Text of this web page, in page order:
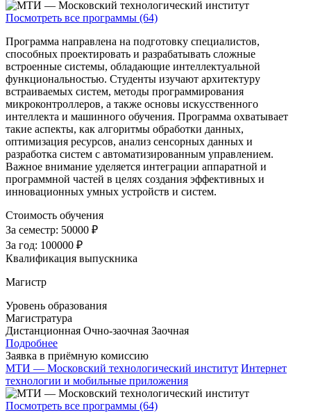
Посмотреть все программы (64)
Программа направлена на подготовку специалистов,
способных проектировать и разрабатывать сложные
встроенные системы, обладающие интеллектуальной
функциональностью. Студенты изучают архитектуру
встраиваемых систем, методы программирования
микроконтроллеров, а также основы искусственного
интеллекта и машинного обучения. Программа охватывает
такие аспекты, как алгоритмы обработки данных,
оптимизация ресурсов, анализ сенсорных данных и
разработка систем с автоматизированным управлением.
Важное внимание уделяется интеграции аппаратной и
программной частей в целях создания эффективных и
инновационных умных устройств и систем.
Стоимость обучения
За семестр: 50000 ₽
За год: 100000 ₽
Квалификация выпускника
Магистр
Уровень образования
Магистратура
Дистанционная Очно-заочная Заочная
Подробнее
Заявка в приёмную комиссию
МТИ — Московский технологический институт Интернет
технологии и мобильные приложения
Посмотреть все программы (64)